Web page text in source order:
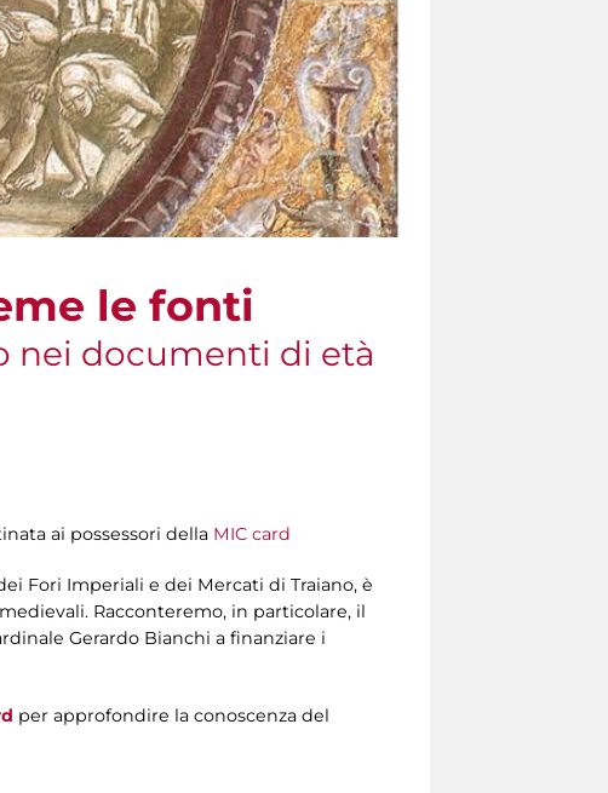
le fonti
nei documenti di età
ai possessori della MIC card
Fori Imperiali e dei Mercati di Traiano, è
Racconteremo, in particolare, il
Gerardo Bianchi a finanziare i
per approfondire la conoscenza del